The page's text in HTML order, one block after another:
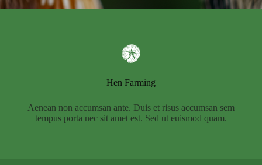
Hen Farming
Aenean non accumsan ante. Duis et risus accumsan sem
tempus porta nec sit amet est. Sed ut euismod quam.